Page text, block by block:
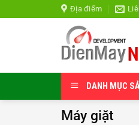
qua
Địa điểm
DANH MỤC
Máy giặt